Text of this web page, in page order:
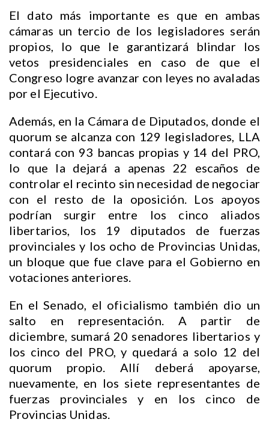
El dato más importante es que en ambas
cámaras un tercio de los legisladores serán
propios, lo que le garantizará blindar los
vetos presidenciales en caso de que el
Congreso logre avanzar con leyes no avaladas
por el Ejecutivo.
Además, en la Cámara de Diputados, donde el
quorum se alcanza con 129 legisladores, LLA
contará con 93 bancas propias y 14 del PRO,
lo que la dejará a apenas 22 escaños de
controlar el recinto sin necesidad de negociar
con el resto de la oposición. Los apoyos
podrían surgir entre los cinco aliados
libertarios, los 19 diputados de fuerzas
provinciales y los ocho de Provincias Unidas,
un bloque que fue clave para el Gobierno en
votaciones anteriores.
En el Senado, el oficialismo también dio un
salto en representación. A partir de
diciembre, sumará 20 senadores libertarios y
los cinco del PRO, y quedará a solo 12 del
quorum propio. Allí deberá apoyarse,
nuevamente, en los siete representantes de
fuerzas provinciales y en los cinco de
Provincias Unidas.